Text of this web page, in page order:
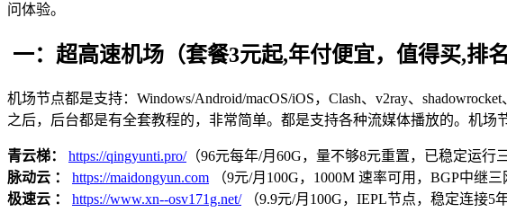
问体验。
一：超高速机场（套餐3元起,年付便宜，值得买,排
机场节点都是支持：Windows/Android/macOS/iOS，Clash、v2ray、
之后，后台都是有全套教程的，非常简单。都是支持各种流媒体播放的。机
青云梯： https://qingyunti.pro/（96元每年/月60G，量不够8元重置，已稳定运行
脉动云 ：
https://maidongyun.com （9元/月100G，1000M 速率可用，BGP中继
极速云 ：
https://www.xn--osv171g.net/（9.9元/月100G，IEPL节点，稳定连接5